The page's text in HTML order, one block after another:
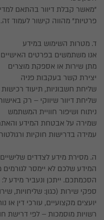
"מאשר קבלת דיוור בהתאם
פרטיות" מהווה קישור לעמוד זה.
ד. מטרות השימוש במידע
אנו משתמשים בפרטים
מתן שירות או אספקת מוצרים
יצירת קשר בעקבות פניה
שליחת חשבוניות, תיעוד רכישות
שליחת דיוור שיווקי – רק
ניתוח ושיפור חוויית המשתמש
שמירה על אבטחת המידע
עמידה בדרישות חוקיות
ה. מסירת מידע לצדדים שלישיים
המידע שלכם לא יימסר
הסכמתכם. ייתכן ונעביר מידע ל:
ספקי שירות (כגון: שליחויות,
יועצים מקצועיים, עורכי דין או
רשויות מוסמכות – לפי דרישת